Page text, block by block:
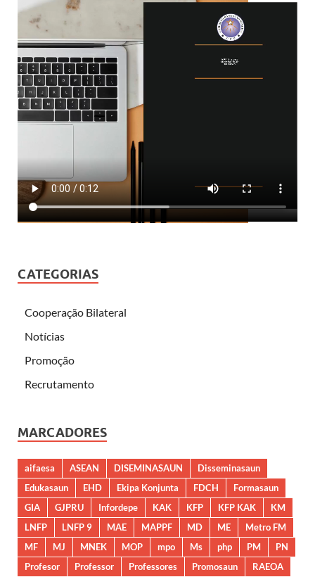
CATEGORIAS
Cooperação Bilateral
Notícias
Promoção
Recrutamento
MARCADORES
aifaesa ASEAN DISEMINASAUN
Disseminasaun
Edukasaun
EHD Ekipa Konjunta FDCH
Formasaun
GIA
GJPRU Infordepe KAK KFP KFP KAK
KM
LNFP
LNFP 9 MAE MAPPF MD ME
Metro FM
MF
MJ MNEK MOP mpo Ms php PM
PN
Profesor
Professor Professores Promosaun RAEOA